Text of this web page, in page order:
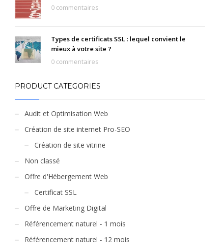
0 commentaires
Types de certificats SSL : lequel convient le
mieux à votre site ?
0 commentaires
PRODUCT CATEGORIES
Audit et Optimisation Web
Création de site internet Pro-SEO
Création de site vitrine
Non classé
Offre d'Hébergement Web
Certificat SSL
Offre de Marketing Digital
Référencement naturel - 1 mois
Référencement naturel - 12 mois